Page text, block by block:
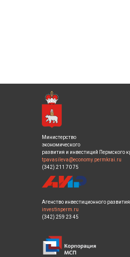
Министерство
экономического
развития и инвестиций Пермского
tpavasileva@economy.permkrai.ru
(342) 211 70 75
Агенство инвестиционного
investinperm.ru
(342) 259 23 45